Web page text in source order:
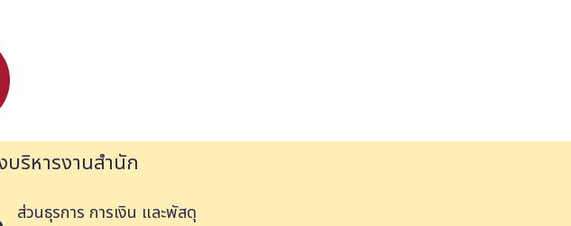
บริหารงานสำนัก
ส่วนธุรการ การเงิน และพัสดุ